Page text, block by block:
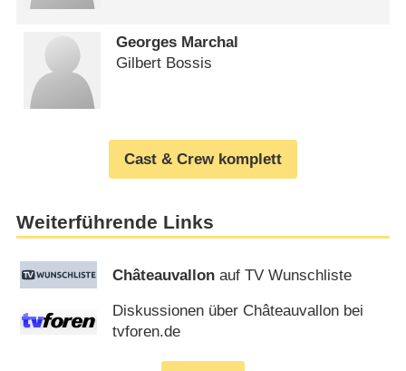
Georges Marchal
Gilbert Bossis
Cast & Crew komplett
Weiterführende Links
Châteauvallon auf TV Wunschliste
Diskussionen über Châteauvallon bei
tvforen.de